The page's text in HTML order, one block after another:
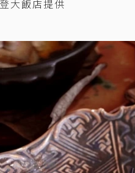
大飯店提供